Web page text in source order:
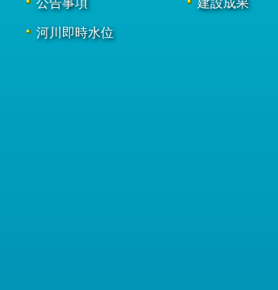
公告事項
河川即時水位
建設成果